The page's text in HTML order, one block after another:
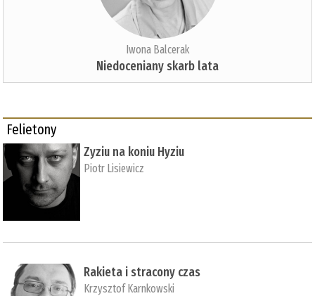
Iwona Balcerak
Niedoceniany skarb lata
Felietony
Zyziu na koniu Hyziu
Piotr Lisiewicz
Rakieta i stracony czas
Krzysztof Karnkowski